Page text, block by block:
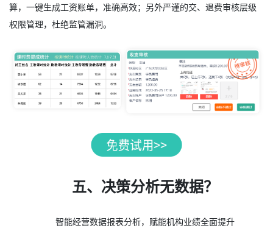
算，一键生成工资账单，准确高效；另外严谨的交、退费审核层级
权限管理，杜绝监管漏洞。
五、决策分析无数据？
智能经营数据报表分析，赋能机构业绩全面提升